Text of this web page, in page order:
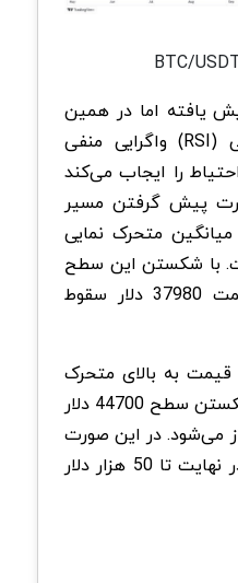
یافته اما در همین
حال شاخص قدرت نسبی (RSI) واگرایی منفی
را ایجاب می‌کند
پیش گرفتن مسیر
متحرک نمایی
دلار) است. با شکستن این سطح
جفت BTC/USDT به سمت 37980 دلار سقوط
به بالای متحرک
نمایی 20 روزه و سپس شکستن سطح 44700 دلار
می‌شود. در این صورت
قیمت تا 48 هزار دلار و در نهایت تا 50 هزار دلار